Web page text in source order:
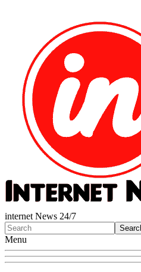
internet News 24/7
Menu